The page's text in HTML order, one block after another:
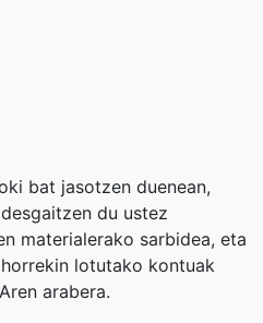
bat jasotzen duenean,
du ustez
materialerako sarbidea, eta
lotutako kontuak
arabera.